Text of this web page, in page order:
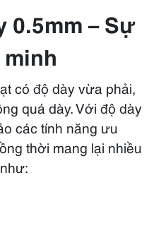
0.5mm – Sự
có độ dày vừa phải,
quá dày. Với độ dày
các tính năng ưu
thời mang lại nhiều